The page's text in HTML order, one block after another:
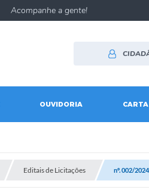
Acompanhe a gente!
OUVIDORIA
Editais de Licitações nº. 002/